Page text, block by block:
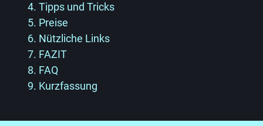
4. Tipps und Tricks
5. Preise
6. Nützliche Links
7. FAZIT
8. FAQ
9. Kurzfassung